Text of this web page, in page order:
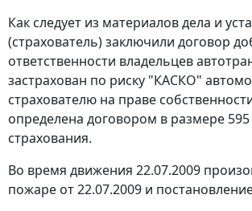
Как следует из материалов дела и
(страхователь) заключили договор
ответственности владельцев
застрахован по риску "КАСКО"
страхователю на праве
определена договором в размере
страхования.
Во время движения 22.07.2009
пожаре от 22.07.2009 и